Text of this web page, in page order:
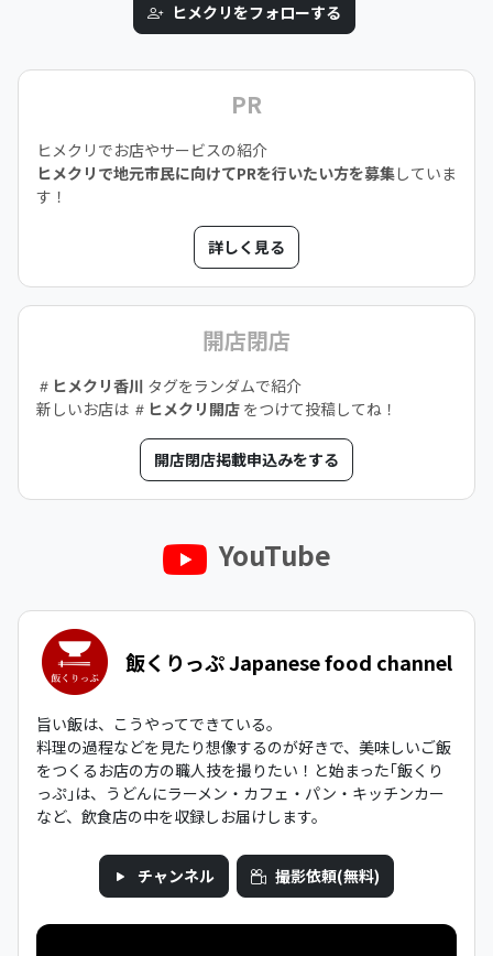
ヒメクリをフォローする
PR
ヒメクリでお店やサービスの紹介
ヒメクリで地元市民に向けてPRを行いたい方を募集していま
す！
詳しく見る
開店閉店
ヒメクリ香川 タグをランダムで紹介
新しいお店は
ヒメクリ開店 をつけて投稿してね！
開店閉店掲載申込みをする
YouTube
飯くりっぷ Japanese food channel
旨い飯は、こうやってできている。
料理の過程などを見たり想像するのが好きで、美味しいご飯
をつくるお店の方の職人技を撮りたい！と始まった｢飯くり
っぷ｣は、うどんにラーメン・カフェ・パン・キッチンカー
など、飲食店の中を収録しお届けします。
チャンネル 撮影依頼(無料)